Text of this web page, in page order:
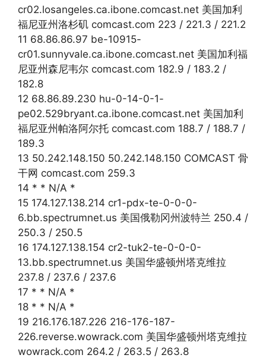
cr02.losangeles.ca.ibone.comcast.net 美国加利
福尼亚州洛杉矶 comcast.com 223 / 221.3 / 221.2
11 68.86.86.97 be-10915-
cr01.sunnyvale.ca.ibone.comcast.net 美国加利福
尼亚州森尼韦尔 comcast.com 182.9 / 183.2 /
182.8
12 68.86.89.230 hu-0-14-0-1-
pe02.529bryant.ca.ibone.comcast.net 美国加利
福尼亚州帕洛阿尔托 comcast.com 188.7 / 188.7 /
189.3
13 50.242.148.150 50.242.148.150 COMCAST 骨
干网 comcast.com 259.3
14 * * N/A *
15 174.127.138.214 cr1-pdx-te-0-0-0-
6.bb.spectrumnet.us 美国俄勒冈州波特兰 250.4 /
250.3 / 250.5
16 174.127.138.154 cr2-tuk2-te-0-0-0-
13.bb.spectrumnet.us 美国华盛顿州塔克维拉
237.8 / 237.6 / 237.6
17 * * N/A *
18 * * N/A *
19 216.176.187.226 216-176-187-
226.reverse.wowrack.com 美国华盛顿州塔克维拉
wowrack.com 264.2 / 263.5 / 263.8